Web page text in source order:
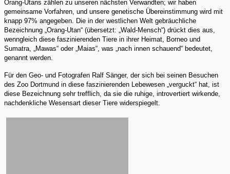
Orang-Utans zählen zu unseren nächsten Verwandten; wir haben
gemeinsame Vorfahren, und unsere genetische Übereinstimmung wird mit
knapp 97% angegeben. Die in der westlichen Welt gebräuchliche
Bezeichnung „Orang-Utan“ (übersetzt: „Wald-Mensch“) drückt dies aus,
wenngleich diese faszinierenden Tiere in ihrer Heimat, Borneo und
Sumatra, „Mawas“ oder „Maias“, was „nach innen schauend“ bedeutet,
genannt werden.
Für den Geo- und Fotografen Ralf Sänger, der sich bei seinen Besuchen
des Zoo Dortmund in diese faszinierenden Lebewesen „verguckt“ hat, ist
diese Bezeichnung sehr trefflich, da sie die ruhige, introvertiert wirkende,
nachdenkliche Wesensart dieser Tiere widerspiegelt.